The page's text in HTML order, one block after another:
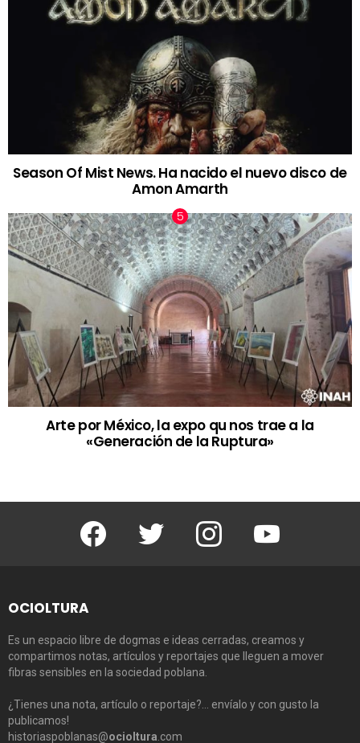
Season Of Mist News. Ha nacido el nuevo disco de
Amon Amarth
Arte por México, la expo qu nos trae a la
«Generación de la Ruptura»
Facebook Twitter Instagram Youtube
OCIOLTURA
Es un espacio libre de dogmas e ideas cerradas, creamos y
compartimos notas, artículos y reportajes que lleguen a mover
fibras sensibles en la sociedad poblana.
¿Tienes una nota, artículo o reportaje?… envíalo y con gusto la
publicamos!
historiaspoblanas@ocioltura .com